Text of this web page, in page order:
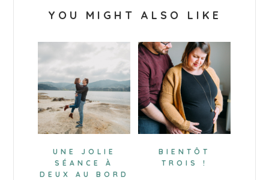
YOU MIGHT ALSO LIKE
UNE JOLIE
SÉANCE À
DEUX AU BORD
BIENTÔT
TROIS !